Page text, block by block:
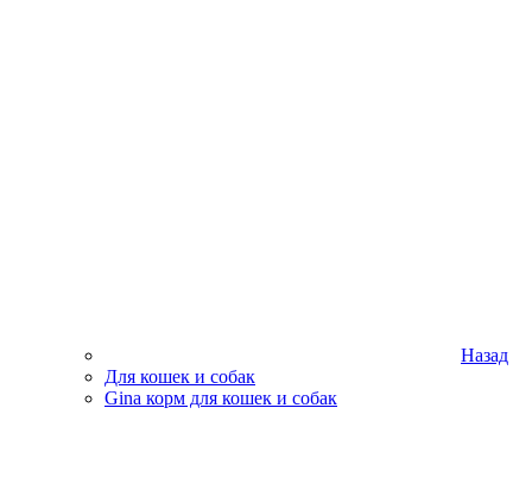
Назад
Для кошек и собак
Gina корм для кошек и собак